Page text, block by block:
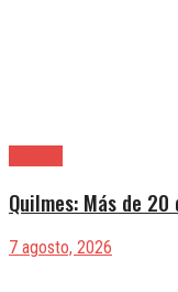
Quilmes: Más de
7 agosto, 2026